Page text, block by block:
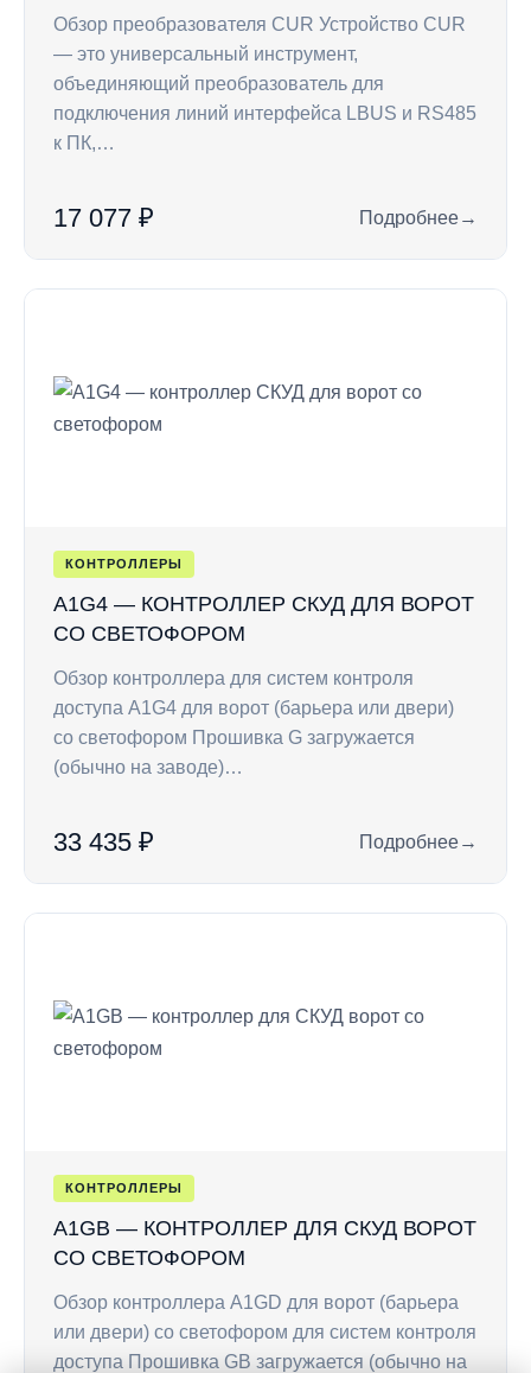
Обзор преобразователя CUR Устройство CUR
— это универсальный инструмент,
объединяющий преобразователь для
подключения линий интерфейса LBUS и RS485
к ПК,…
17 077 ₽ Подробнее
: CUR —
→
КОНТРОЛЛЕРЫ
A1G4 — КОНТРОЛЛЕР СКУД ДЛЯ ВОРОТ
СО СВЕТОФОРОМ
Обзор контроллера для систем контроля
доступа A1G4 для ворот (барьера или двери)
со светофором Прошивка G загружается
(обычно на заводе)…
33 435 ₽ Подробнее
: A1G4 —
→
КОНТРОЛЛЕРЫ
A1GB — КОНТРОЛЛЕР ДЛЯ СКУД ВОРОТ
СО СВЕТОФОРОМ
Обзор контроллера A1GD для ворот (барьера
или двери) со светофором для систем контроля
доступа Прошивка GB загружается (обычно на